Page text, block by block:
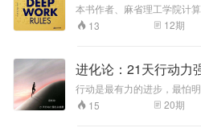
本书作者、麻省理工学院计
特，创立的“深度工作”概念，
状态下进行专注的职业活动
将人们从技术垄断导致的精
来的良药。
13 12期
进化论：21天行动力
行动是最有力的进步，最怕明
平庸。进化论·行动力专栏，
行动。
15 20期